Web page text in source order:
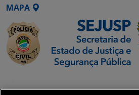
MAPA
Executiva de